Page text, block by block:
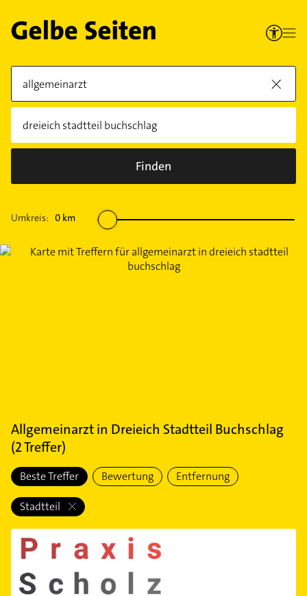
Finden
Umkreis: 0 km
Allgemeinarztin Dreieich Stadtteil Buchschlag
(2Treffer)
Beste Treffer Bewertung Entfernung
Stadtteil